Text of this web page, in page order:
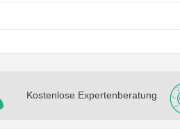
Kostenlose Expertenberatung